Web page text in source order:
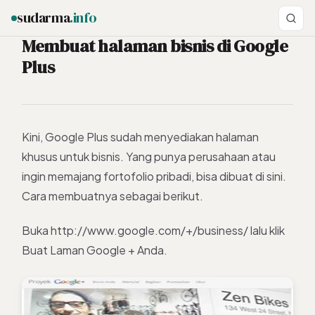
sudarma.info
Membuat halaman bisnis di Google
Plus
Kini, Google Plus sudah menyediakan halaman
khusus untuk bisnis. Yang punya perusahaan atau
ingin memajang fortofolio pribadi, bisa dibuat di sini.
Cara membuatnya sebagai berikut.
Buka http://www.google.com/+/business/ lalu klik
Buat Laman Google + Anda.